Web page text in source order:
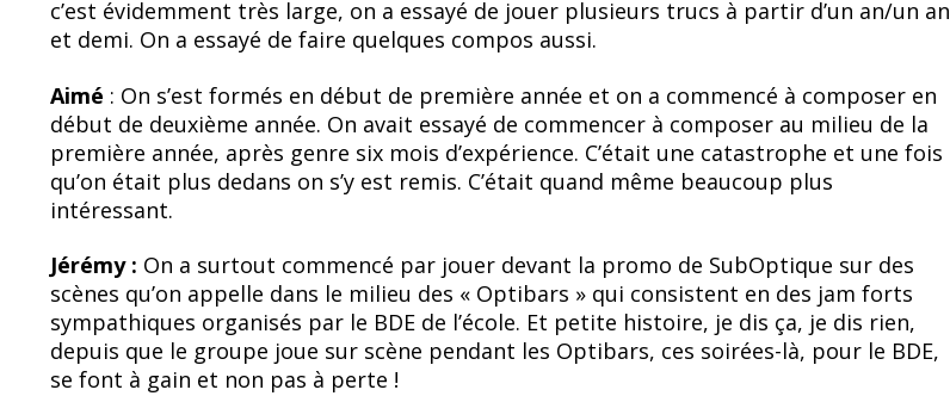
c’est évidemment très large, on a essayé de jouer plusieurs trucs à partir d’un an/un an
et demi. On a essayé de faire quelques compos aussi.
Aimé : On s’est formés en début de première année et on a commencé à composer en
début de deuxième année. On avait essayé de commencer à composer au milieu de la
première année, après genre six mois d’expérience. C’était une catastrophe et une fois
qu’on était plus dedans on s’y est remis. C’était quand même beaucoup plus
intéressant.
Jérémy : On a surtout commencé par jouer devant la promo de SubOptique sur des
scènes qu’on appelle dans le milieu des « Optibars » qui consistent en des jam forts
sympathiques organisés par le BDE de l’école. Et petite histoire, je dis ça, je dis rien,
depuis que le groupe joue sur scène pendant les Optibars, ces soirées-là, pour le BDE,
se font à gain et non pas à perte !